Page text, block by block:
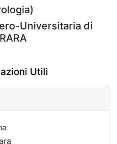
Universitaria di
Utili